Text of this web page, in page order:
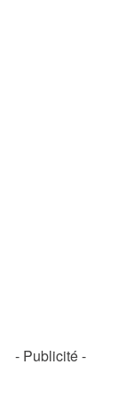
- Publicité -